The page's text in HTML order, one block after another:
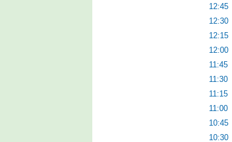
12:45
12:30
12:15
12:00
11:45
11:30
11:15
11:00
10:45
10:30